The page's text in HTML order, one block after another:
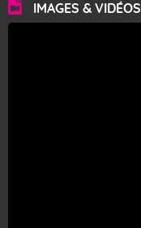
IMAGES & VIDÉOS